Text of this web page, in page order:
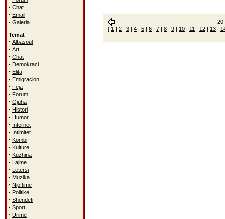
· Chat
· Email
· Galeria
Temat
· Albasoul
· Art
· Chat
· Demokraci
· Elita
· Emigracion
· Feja
· Forum
· Gjuha
· Histori
· Humor
· Internet
· Intimitet
· Kombi
· Kulture
· Kuzhina
· Lajme
· Letersi
· Muzika
· Njoftime
· Politike
· Shendeti
· Sport
· Urime
20
[ 1 | 2 | 3 | 4 | 5 | 6 | 7 | 8 | 9 | 10 | 11 | 12 | 13 |